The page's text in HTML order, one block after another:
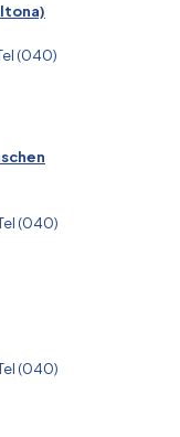
(040)
(040)
(040)